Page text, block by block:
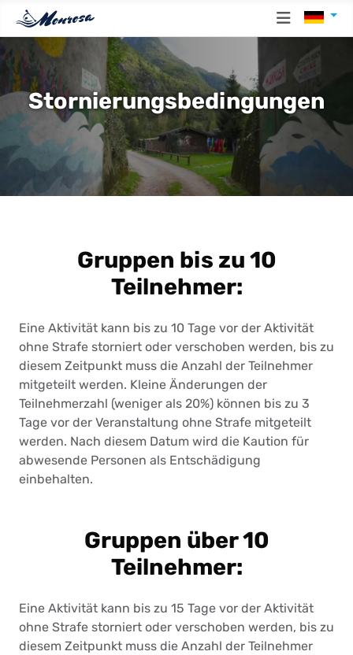
Stornierungsbedingungen
Gruppen bis zu 10
Teilnehmer:
Eine Aktivität kann bis zu 10 Tage vor der Aktivität
ohne Strafe storniert oder verschoben werden, bis zu
diesem Zeitpunkt muss die Anzahl der Teilnehmer
mitgeteilt werden. Kleine Änderungen der
Teilnehmerzahl (weniger als 20%) können bis zu 3
Tage vor der Veranstaltung ohne Strafe mitgeteilt
werden. Nach diesem Datum wird die Kaution für
abwesende Personen als Entschädigung
einbehalten.
Gruppen über 10
Teilnehmer:
Eine Aktivität kann bis zu 15 Tage vor der Aktivität
ohne Strafe storniert oder verschoben werden, bis zu
diesem Zeitpunkt muss die Anzahl der Teilnehmer